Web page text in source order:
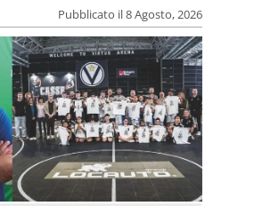
Pubblicato il 8 Agosto, 2026